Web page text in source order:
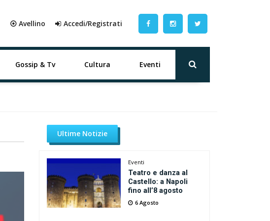
⦿ Avellino Accedi/Registrati
Gossip & Tv Cultura Eventi
Ultime Notizie
Eventi
Teatro e danza al
Castello: a Napoli
fino all’8 agosto
6 Agosto